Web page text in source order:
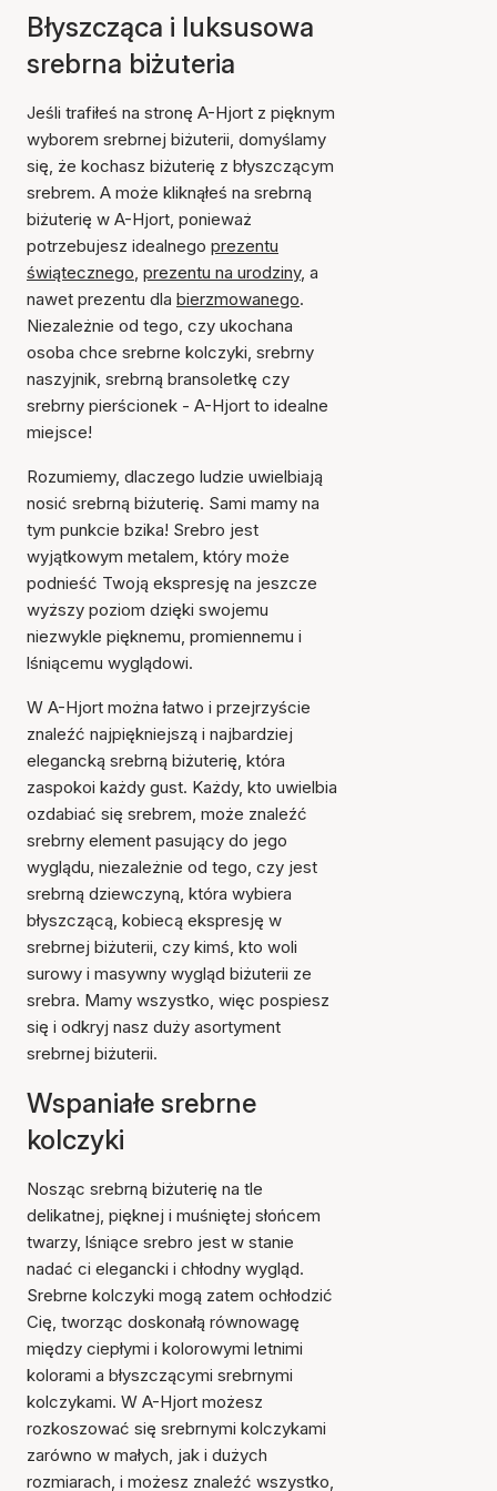
Błyszcząca i luksusowa
srebrna biżuteria
Jeśli trafiłeś na stronę A-Hjort z pięknym
wyborem srebrnej biżuterii, domyślamy
się, że kochasz biżuterię z błyszczącym
srebrem. A może kliknąłeś na srebrną
biżuterię w A-Hjort, ponieważ
potrzebujesz idealnego prezentu
świątecznego, prezentu na urodziny, a
nawet prezentu dla bierzmowanego.
Niezależnie od tego, czy ukochana
osoba chce srebrne kolczyki, srebrny
naszyjnik, srebrną bransoletkę czy
srebrny pierścionek - A-Hjort to idealne
miejsce!
Rozumiemy, dlaczego ludzie uwielbiają
nosić srebrną biżuterię. Sami mamy na
tym punkcie bzika! Srebro jest
wyjątkowym metalem, który może
podnieść Twoją ekspresję na jeszcze
wyższy poziom dzięki swojemu
niezwykle pięknemu, promiennemu i
lśniącemu wyglądowi.
W A-Hjort można łatwo i przejrzyście
znaleźć najpiękniejszą i najbardziej
elegancką srebrną biżuterię, która
zaspokoi każdy gust. Każdy, kto uwielbia
ozdabiać się srebrem, może znaleźć
srebrny element pasujący do jego
wyglądu, niezależnie od tego, czy jest
srebrną dziewczyną, która wybiera
błyszczącą, kobiecą ekspresję w
srebrnej biżuterii, czy kimś, kto woli
surowy i masywny wygląd biżuterii ze
srebra. Mamy wszystko, więc pospiesz
się i odkryj nasz duży asortyment
srebrnej biżuterii.
Wspaniałe srebrne
kolczyki
Nosząc srebrną biżuterię na tle
delikatnej, pięknej i muśniętej słońcem
twarzy, lśniące srebro jest w stanie
nadać ci elegancki i chłodny wygląd.
Srebrne kolczyki mogą zatem ochłodzić
Cię, tworząc doskonałą równowagę
między ciepłymi i kolorowymi letnimi
kolorami a błyszczącymi srebrnymi
kolczykami. W A-Hjort możesz
rozkoszować się srebrnymi kolczykami
zarówno w małych, jak i dużych
rozmiarach, i możesz znaleźć wszystko,